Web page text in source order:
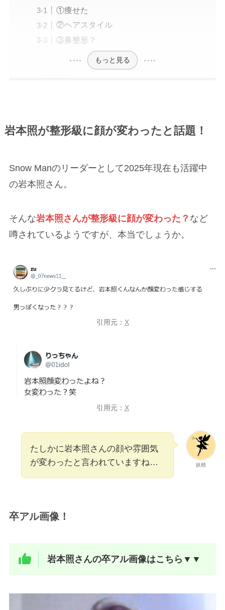
①痩せた
②ヘアスタイル
③鼻整形？
もっと見る
岩本照が整形級に顔が変わったと話題！
Snow Manのリーダーとして2025年現在も活躍中
の岩本照さん。
そんな岩本照さんが整形級に顔が変わった？ など
噂されているようですが、本当でしょうか。
引用元： X
引用元： X
妖精
たしかに岩本照さんの顔や雰囲気
が変わったと言われていますね…
卒アル画像！
岩本照さんの卒アル画像はこちら▼▼